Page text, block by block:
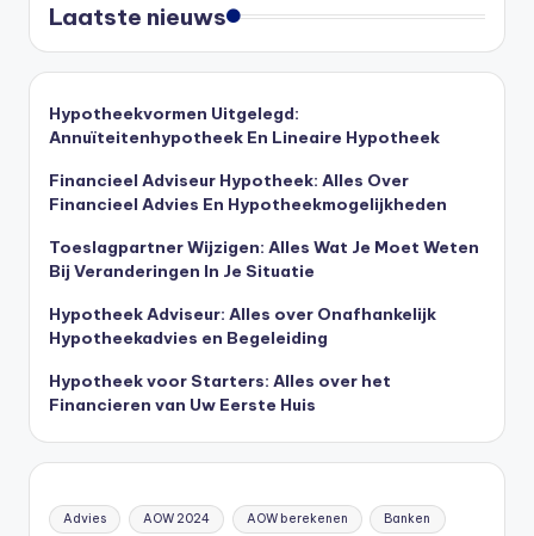
Laatste nieuws
Hypotheekvormen Uitgelegd:
Annuïteitenhypotheek En Lineaire Hypotheek
Financieel Adviseur Hypotheek: Alles Over
Financieel Advies En Hypotheekmogelijkheden
Toeslagpartner Wijzigen: Alles Wat Je Moet Weten
Bij Veranderingen In Je Situatie
Hypotheek Adviseur: Alles over Onafhankelijk
Hypotheekadvies en Begeleiding
Hypotheek voor Starters: Alles over het
Financieren van Uw Eerste Huis
Advies AOW 2024 AOW berekenen Banken